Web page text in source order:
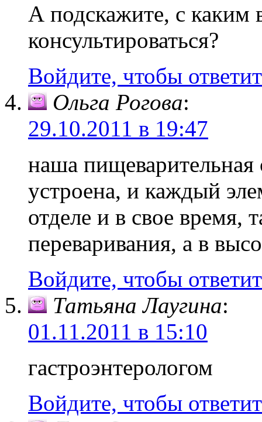
А подскажите, с каким
консультироваться?
Войдите, чтобы
Ольга Рогова:
29.10.2011 в 19:47
наша
устроена, и каждый
отделе и в свое время,
переваривания, а в
Войдите, чтобы
Татьяна Лаугина:
01.11.2011 в 15:10
гастроэнтерологом
Войдите, чтобы